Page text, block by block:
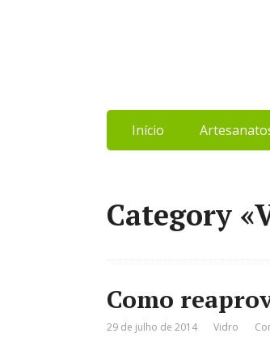
Início
Category
Como
29 de julho de 2014 Vidro